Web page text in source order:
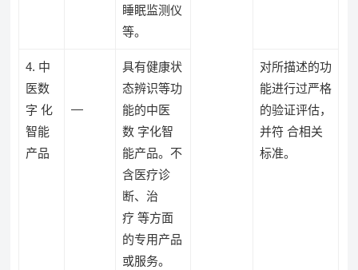
睡眠监测仪
等。
4. 中
医数
字 化
智能
产品
—
具有健康状
态辨识等功
能的中医
数 字化智
能产品。不
含医疗诊
断、治
疗 等方面
的专用产品
或服务。
对所描述的功
能进行过严格
的验证评估，
并符 合相关
标准。